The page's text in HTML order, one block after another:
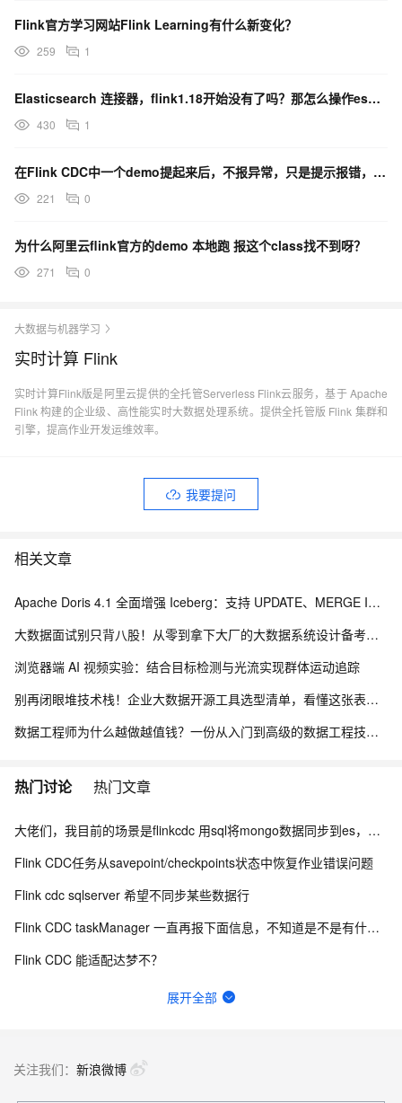
Flink官方学习网站Flink Learning有什么新变化？
259 1
Elasticsearch 连接器，flink1.18开始没有了吗？那怎么操作es呢？
430 1
在Flink CDC中一个demo提起来后，不报异常，只是提示报错，请问这是什么问题？
221 0
为什么阿里云flink官方的demo 本地跑 报这个class找不到呀？
271 0
大数据与机器学习
实时计算 Flink
实时计算Flink版是阿里云提供的全托管Serverless Flink云服务，基于 Apache
Flink 构建的企业级、高性能实时大数据处理系统。提供全托管版 Flink 集群和
引擎，提高作业开发运维效率。
我要提问
相关文章
Apache Doris 4.1 全面增强 Iceberg：支持 UPDATE、MERGE INTO 与 Iceberg V3
大数据面试别只背八股！从零到拿下大厂的大数据系统设计备考路线
浏览器端 AI 视频实验：结合目标检测与光流实现群体运动追踪
别再闭眼堆技术栈！企业大数据开源工具选型清单，看懂这张表少走3年弯路
数据工程师为什么越做越值钱？一份从入门到高级的数据工程技能树、项目实战与简历升级指南
热门讨论 热门文章
大佬们，我目前的场景是flinkcdc 用sql将mongo数据同步到es，有人做过这样的场景吗？
Flink CDC任务从savepoint/checkpoints状态中恢复作业错误问题
Flink cdc sqlserver 希望不同步某些数据行
Flink CDC taskManager 一直再报下面信息，不知道是不是有什么问题？
Flink CDC 能适配达梦不？
有用flink cdc同步mysql到hive这样搞过的源码吗?
Flink CDC中有人使用clickhouse sink吗？
展开全部
关注我们： 新浪微博